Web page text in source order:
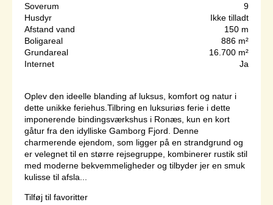
Soverum
9
Husdyr
Ikke tilladt
Afstand vand
150 m
Boligareal
886 m²
Grundareal
16.700 m²
Internet
Ja
Oplev den ideelle blanding af luksus, komfort og natur i
dette unikke feriehus.Tilbring en luksuriøs ferie i dette
imponerende bindingsværkshus i Ronæs, kun en kort
gåtur fra den idylliske Gamborg Fjord. Denne
charmerende ejendom, som ligger på en strandgrund og
er velegnet til en større rejsegruppe, kombinerer rustik stil
med moderne bekvemmeligheder og tilbyder jer en smuk
kulisse til afsla...
Tilføj til favoritter